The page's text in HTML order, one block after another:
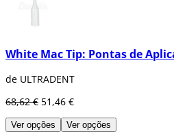
White Mac Tip: Pontas de
de ULTRADENT
68,62 € 51,46 €
Ver opções Ver opções